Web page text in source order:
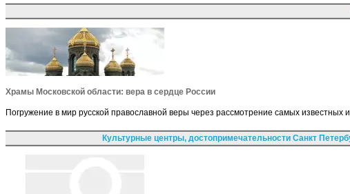
Храмы Московской области: вера в сердце России
Погружение в мир русской православной веры через рассмотрение самых
Культурные центры, достопримечательности Санкт